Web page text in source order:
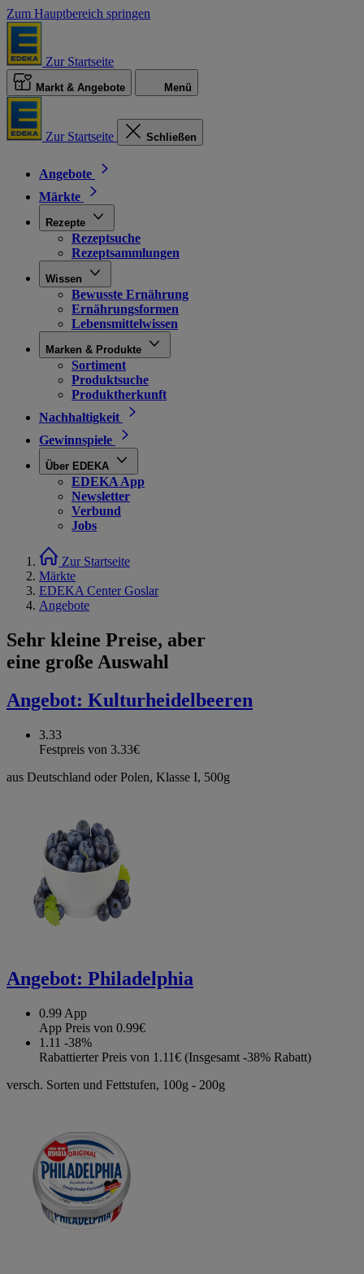
Zum Hauptbereich springen
Zur Startseite
Markt & Angebote Menü
Zur Startseite Schließen
Angebote
Märkte
Rezepte
Rezeptsuche
Rezeptsammlungen
Wissen
Bewusste Ernährung
Ernährungsformen
Lebensmittelwissen
Marken & Produkte
Sortiment
Produktsuche
Produktherkunft
Nachhaltigkeit
Gewinnspiele
Über EDEKA
EDEKA App
Newsletter
Verbund
Jobs
Zur Startseite
Märkte
EDEKA Center Goslar
Angebote
Sehr kleine Preise, aber
eine große Auswahl
Angebot: Kulturheidelbeeren
3.33
Festpreis von 3.33€
aus Deutschland oder Polen, Klasse I, 500g
Angebot: Philadelphia
0.99 App
App Preis von 0.99€
1.11 -38%
Rabattierter Preis von 1.11€ (Insgesamt -38% Rabatt)
versch. Sorten und Fettstufen, 100g - 200g